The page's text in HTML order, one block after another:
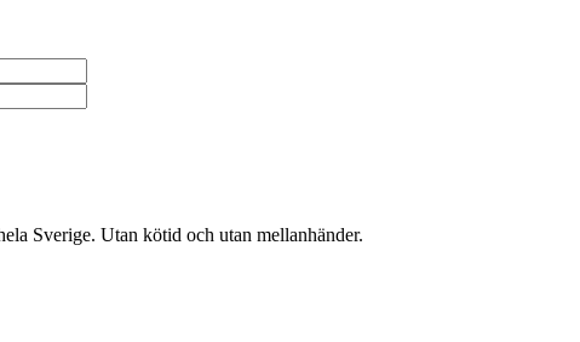
Sverige. Utan kötid och utan mellanhänder.